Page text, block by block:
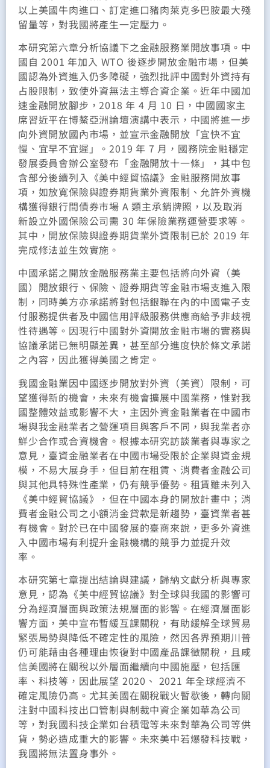
以上美國牛肉進口、訂定進口豬肉萊克多巴胺最大殘
留量等，對我國將產生一定壓力。
本研究第六章分析協議下之金融服務業開放事項。中
國自 2001 年加入 WTO 後逐步開放金融市場，但美
國認為外資進入仍多障礙，強烈批評中國對外資持有
占股限制，致使外資無法主導合資企業。近年中國加
速金融開放腳步，2018 年 4 月 10 日，中國國家主
席習近平在博鰲亞洲論壇演講中表示，中國將進一步
向外資開放國內市場，並宣示金融開放「宜快不宜
慢、宜早不宜遲」。2019 年 7 月，國務院金融穩定
發展委員會辦公室發布「金融開放十一條」，其中包
含部分後續列入《美中經貿協議》金融服務開放事
項，如放寬保險與證券期貨業外資限制、允許外資機
構獲得銀行間債券市場 A 類主承銷牌照，以及取消
新設立外國保險公司需 30 年保險業務運營要求等。
其中，開放保險與證券期貨業外資限制已於 2019 年
完成修法並生效實施。
中國承諾之開放金融服務業主要包括將向外資（美
國）開放銀行、保險、證券期貨等金融市場支進入限
制，同時美方亦承諾將對包括銀聯在內的中國電子支
付服務提供者及中國信用評級服務供應商給予非歧視
性待遇等。因現行中國對外資開放金融市場的實務與
協議承諾已無明顯差異，甚至部分進度快於條文承諾
之內容，因此獲得美國之肯定。
我國金融業因中國逐步開放對外資（美資）限制，可
望獲得新的機會，未來有機會擴展中國業務，惟對我
國整體效益或影響不大，主因外資金融業者在中國市
場與我金融業者之營運項目與客戶不同，與我業者亦
鮮少合作或合資機會。根據本研究訪談業者與專家之
意見，臺資金融業者在中國市場受限於企業與資金規
模，不易大展身手，但目前在租賃、消費者金融公司
與其他具特殊性產業，仍有競爭優勢。租賃雖未列入
《美中經貿協議》，但在中國本身的開放計畫中；消
費者金融公司之小額消金貸款是新趨勢，臺資業者甚
有機會。對於已在中國發展的臺商來說，更多外資進
入中國市場有利提升金融機構的競爭力並提升效
率。
本研究第七章提出結論與建議，歸納文獻分析與專家
意見，認為《美中經貿協議》對全球與我國的影響可
分為經濟層面與政策法規層面的影響。在經濟層面影
響方面，美中宣布暫緩互課關稅，有助緩解全球貿易
緊張局勢與降低不確定性的風險，然因各界預期川普
仍可能藉由各種理由恢復對中國產品課徵關稅，且咸
信美國將在關稅以外層面繼續向中國施壓，包括匯
率、科技等，因此展望 2020、 2021 年全球經濟不
確定風險仍高。尤其美國在關稅戰火暫歇後，轉向關
注對中國科技出口管制與制裁中資企業如華為公司
等，對我國科技企業如台積電等未來對華為公司等供
貨，勢必造成重大的影響。未來美中若爆發科技戰，
我國將無法置身事外。